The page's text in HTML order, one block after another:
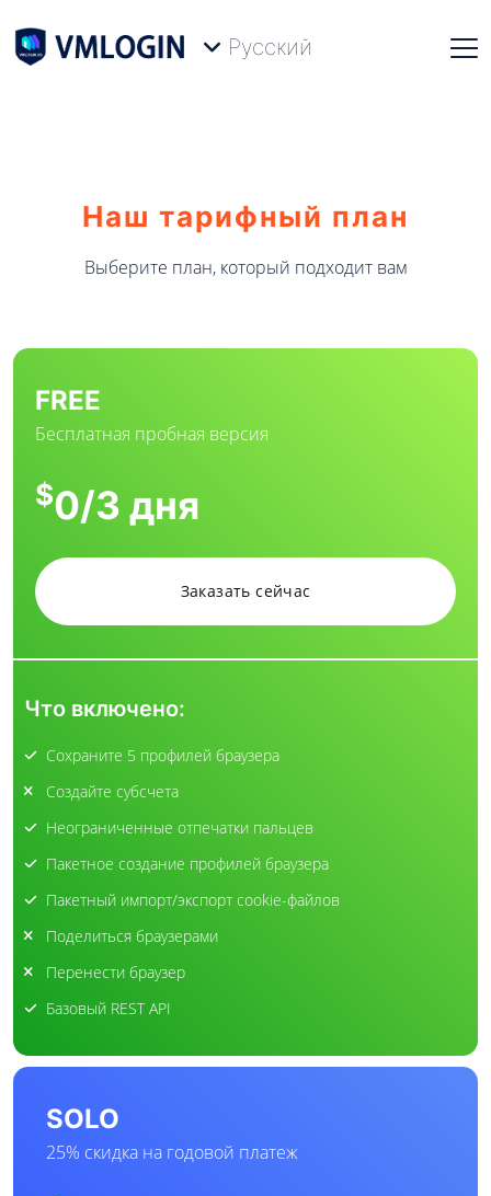
Русский
Наш тарифный план
Выберите план, который подходит вам
FREE
Бесплатная пробная версия
$0/3 дня
Заказать сейчас
Что включено:
Сохраните 5 профилей браузера
Создайте субсчета
Неограниченные отпечатки пальцев
Пакетное создание профилей браузера
Пакетный импорт/экспорт cookie-файлов
Поделиться браузерами
Перенести браузер
Базовый REST API
SOLO
25% скидка на годовой платеж